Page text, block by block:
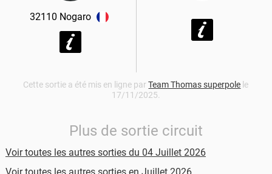
32110 Nogaro
Cette sortie a été mis en ligne parTeam Thomas superpole le
17/11/2025.
Plus de sortie circuit
Voir toutes les autres sorties du 04 Juillet 2026